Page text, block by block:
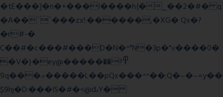
�tE���]�n�+���I����h{�_̣��2�#� q
�A��``���zx!:������,�XG� Qx�?
�r#-�
C��#�c���#���D�N�^"N�3p�"v����0�
�V�}�ey@�����߾?��
9q���ޣ�����L��pQx���^^��;Q�~�~=y��
$9hj�D:���IS�#�<@ԃY�